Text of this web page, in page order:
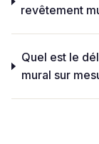
revêtement
Quel est le
mural sur